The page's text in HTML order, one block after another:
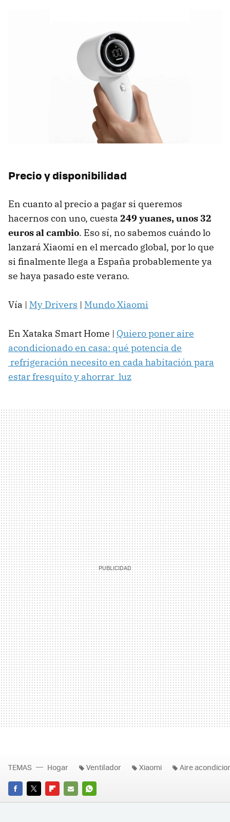
Precio y disponibilidad
En cuanto al precio a pagar si queremos
hacernos con uno, cuesta 249 yuanes, unos 32
euros al cambio. Eso sí, no sabemos cuándo lo
lanzará Xiaomi en el mercado global, por lo que
si finalmente llega a España probablemente ya
se haya pasado este verano.
Vía | My Drivers | Mundo Xiaomi
En Xataka Smart Home | Quiero poner aire
acondicionado en casa: qué potencia de
refrigeración necesito en cada habitación para
estar fresquito y ahorrar luz
FACEBOOK
TWITTERFLIPBOARD
E-
WHATSAPP
TEMAS Hogar Ventilador Xiaomi Aire